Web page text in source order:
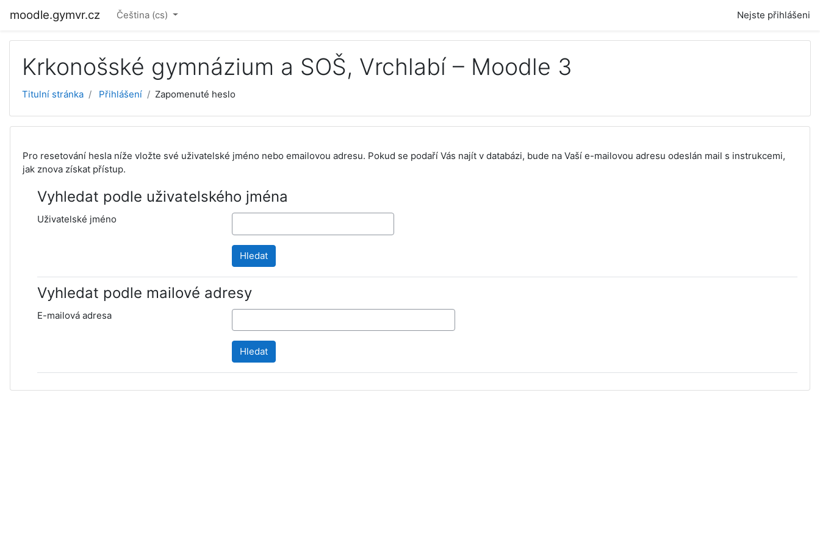
moodle.gymvr.cz Čeština ‎(cs)‎ Nejste přihlášeni
Krkonošské gymnázium a SOŠ, Vrchlabí – Moodle 3
Titulní stránka Přihlášení Zapomenuté heslo
Pro resetování hesla níže vložte své uživatelské jméno nebo emailovou adresu. Pokud se podaří Vás najít v databázi, bude na Vaší e-mailovou adresu odeslán mail s instrukcemi,
jak znova získat přístup.
Vyhledat podle uživatelského jména
Uživatelské jméno
Vyhledat podle mailové adresy
E-mailová adresa